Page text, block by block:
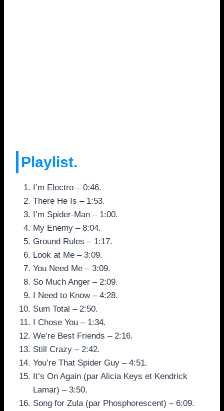
Playlist.
I’m Electro – 0:46.
There He Is – 1:53.
I’m Spider-Man – 1:00.
My Enemy – 8:04.
Ground Rules – 1:17.
Look at Me – 3:09.
You Need Me – 3:09.
So Much Anger – 2:09.
I Need to Know – 4:28.
Sum Total – 2:50.
I Chose You – 1:34.
We’re Best Friends – 2:16.
Still Crazy – 2:42.
You’re That Spider Guy – 4:51.
It’s On Again (par Alicia Keys et Kendrick
Lamar) – 3:50.
Song for Zula (par Phosphorescent) – 6:09.